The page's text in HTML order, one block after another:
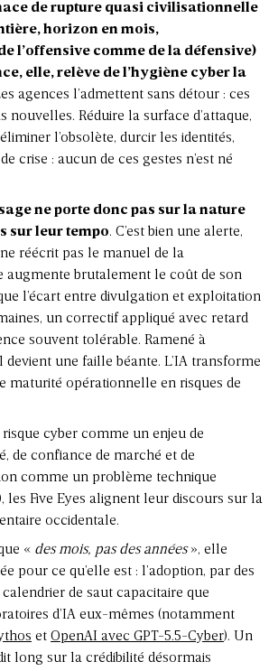
de rupture quasi civilisationnelle
horizon en mois,
l’offensive comme de la défensive)
elle, relève de l’hygiène cyber la
agences l’admettent sans détour : ces
nouvelles. Réduire la surface d’attaque,
l’obsolète, durcir les identités,
crise : aucun de ces gestes n’est né
ne porte donc pas sur la nature
sur leur tempo. C’est bien une alerte,
réécrit pas le manuel de la
augmente brutalement le coût de son
l’écart entre divulgation et exploitation
un correctif appliqué avec retard
souvent tolérable. Ramené à
devient une faille béante. L’IA transforme
maturité opérationnelle en risques de
cyber comme un enjeu de
de confiance de marché et de
comme un problème technique
les Five Eyes alignent leur discours sur la
occidentale.
« des mois, pas des années», elle
pour ce qu’elle est : l’adoption, par des
calendrier de saut capacitaire que
d’IA eux-mêmes (notamment
et OpenAI avec GPT-5.5-Cyber). Un
long sur la crédibilité désormais